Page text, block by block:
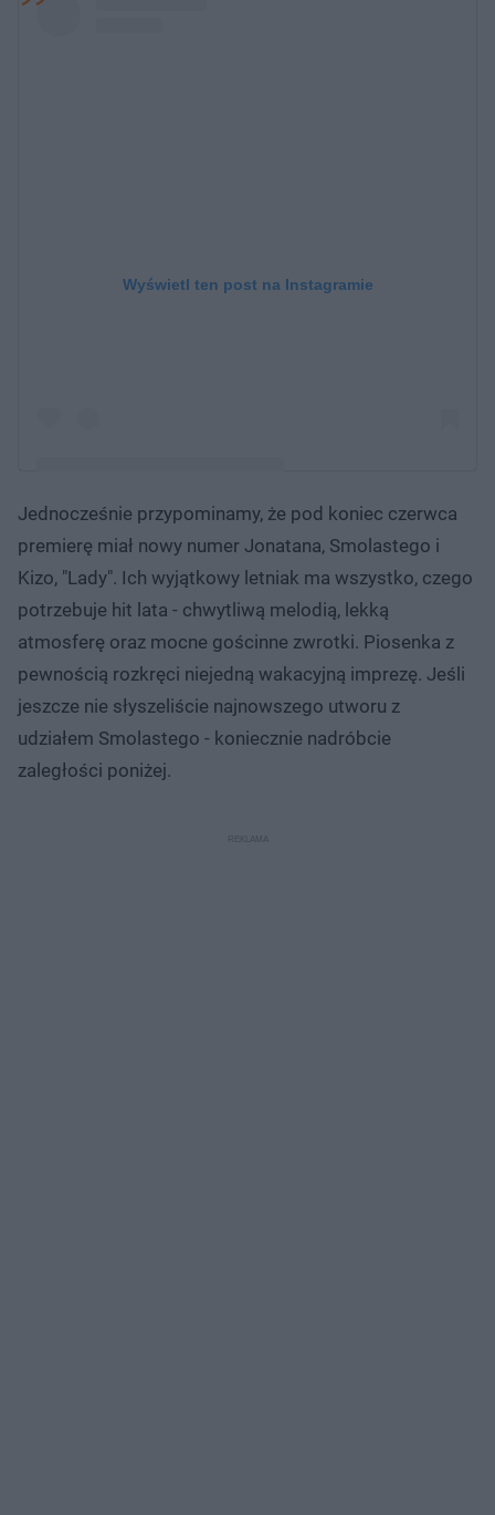
Wyświetl ten post na Instagramie
Post udostępniony przez Smolasty (@smolasty)
Jednocześnie przypominamy, że pod koniec czerwca
premierę miał nowy numer Jonatana, Smolastego i
Kizo, "Lady". Ich wyjątkowy letniak ma wszystko, czego
potrzebuje hit lata - chwytliwą melodią, lekką
atmosferę oraz mocne gościnne zwrotki. Piosenka z
pewnością rozkręci niejedną wakacyjną imprezę. Jeśli
jeszcze nie słyszeliście najnowszego utworu z
udziałem Smolastego - koniecznie nadróbcie
zaległości poniżej.